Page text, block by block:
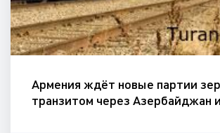
Армения ждёт новые партии
транзитом через Азербайджан